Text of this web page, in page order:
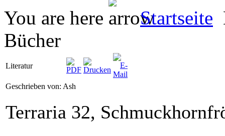
You are here Startseite
Bücher
Literatur
Geschrieben von: Ash
Terraria 32,